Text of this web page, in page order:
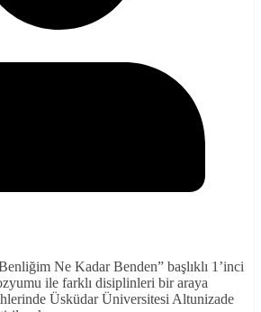
Ne Kadar Benden” başlıklı 1’inci
ile farklı disiplinleri bir araya
Üsküdar Üniversitesi Altunizade